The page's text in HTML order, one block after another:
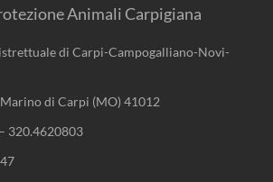
Animali Carpigiana
di Carpi-Campogalliano-Novi-
di Carpi (MO) 41012
– 320.4620803